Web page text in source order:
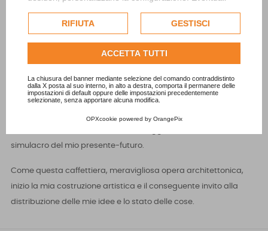
esclusivamente previa acquisizione del consenso
dell'utente.
Consulta l'informativa cookie completa.
RIFIUTA GESTISCI
ACCETTA TUTTI
La chiusura del banner mediante selezione del comando contraddistinto
dalla X posta al suo interno, in alto a destra, comporta il permanere delle
impostazioni di default oppure delle impostazioni precedentemente
selezionate, senza apportare alcuna modifica.
OPXcookie powered by OrangePix
Stamane ho trovato una caffettiera napoletana,
era appoggiata a terra così con nonchalance,
aspettasse me.
simulacro del mio presente-futuro.
Come questa caffettiera, meravigliosa opera architettonica,
inizio la mia costruzione artistica e il conseguente invito alla
distribuzione delle mie idee e lo stato delle cose.